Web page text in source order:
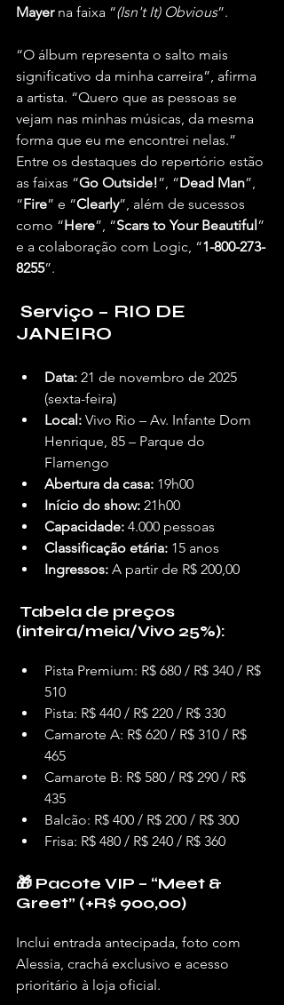
Mayer na faixa “(Isn't It) Obvious”.
“O álbum representa o salto mais
significativo da minha carreira”, afirma
a artista. “Quero que as pessoas se
vejam nas minhas músicas, da mesma
forma que eu me encontrei nelas.”
Entre os destaques do repertório estão
as faixas “Go Outside!”, “Dead Man”,
“Fire” e “Clearly”, além de sucessos
como “Here”, “Scars to Your Beautiful”
e a colaboração com Logic, “1-800-273-
8255”.
Serviço – RIO DE
JANEIRO
Data: 21 de novembro de 2025
(sexta-feira)
Local: Vivo Rio – Av. Infante Dom
Henrique, 85 – Parque do
Flamengo
Abertura da casa: 19h00
Início do show: 21h00
Capacidade: 4.000 pessoas
Classificação etária: 15 anos
Ingressos: A partir de R$ 200,00
(inteira/meia/Vivo 25%):
Pista Premium: R$ 680 / R$ 340 / R$
510
Pista: R$ 440 / R$ 220 / R$ 330
Camarote A: R$ 620 / R$ 310 / R$
465
Camarote B: R$ 580 / R$ 290 / R$
435
Balcão: R$ 400 / R$ 200 / R$ 300
Frisa: R$ 480 / R$ 240 / R$ 360
🎁 Pacote VIP – “Meet &
Greet” (+R$ 900,00)
Inclui entrada antecipada, foto com
Alessia, crachá exclusivo e acesso
prioritário à loja oficial.